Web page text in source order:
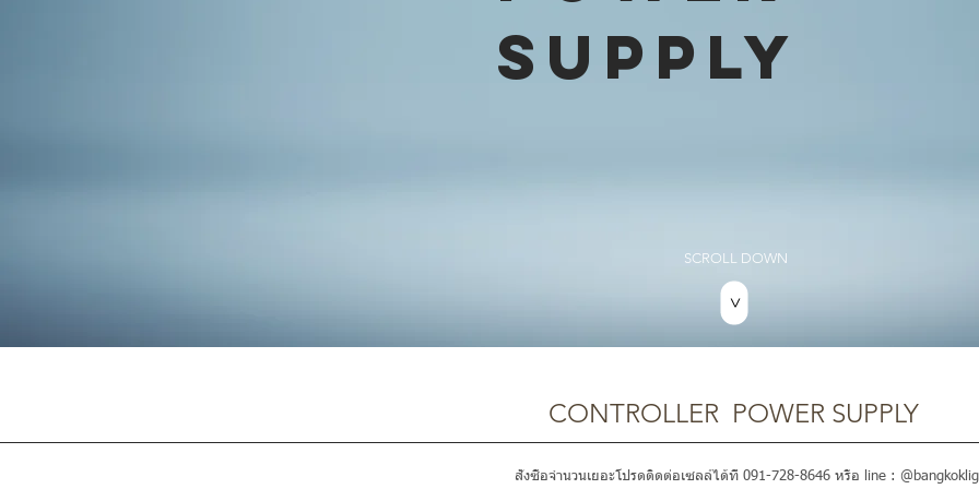
SCROLL DOWN
>
SUPPLY
CONTROLLER POWER SUPPLY
สั่งซื้อจำนวนเยอะโปรดติดต่อเซลล์ได้ที่ 091-728-8646 หรือ line :